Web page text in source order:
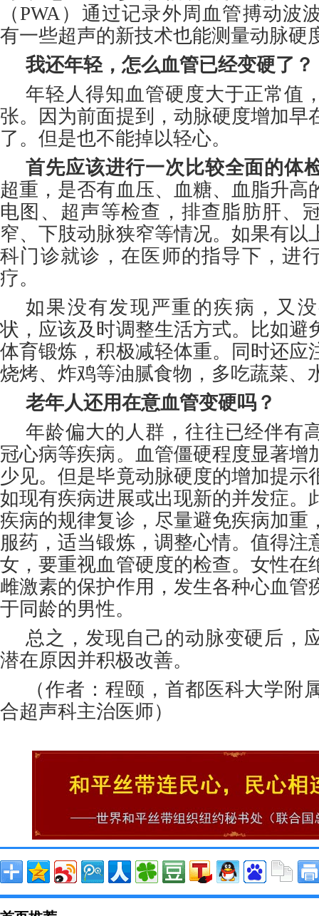
（PWA）通过记录外周血管搏动波
有一些超声的新技术也能测量动脉硬
我还年轻，怎么血管已经变硬了？
年轻人得知血管硬度大于正常值
张。因为前面提到，动脉硬度增加早
了。但是也不能掉以轻心。
首先应该进行一次比较全面的体
超重，是否有血压、血糖、血脂升高
电图、超声等检查，排查脂肪肝、
窄、下肢动脉狭窄等情况。如果有以
科门诊就诊，在医师的指导下，进
疗。
如果没有发现严重的疾病，又
状，应该及时调整生活方式。比如避
体育锻炼，积极减轻体重。同时还应
烧烤、炸鸡等油腻食物，多吃蔬菜、
老年人还用在意血管变硬吗？
年龄偏大的人群，往往已经伴有
冠心病等疾病。血管僵硬程度显著增
少见。但是毕竟动脉硬度的增加提示
如现有疾病进展或出现新的并发症。
疾病的规律复诊，尽量避免疾病加重
服药，适当锻炼，调整心情。值得注
女，要重视血管硬度的检查。女性在
雌激素的保护作用，发生各种心血管
于同龄的男性。
总之，发现自己的动脉变硬后，
潜在原因并积极改善。
（作者：程颐，首都医科大学附
合超声科主治医师）